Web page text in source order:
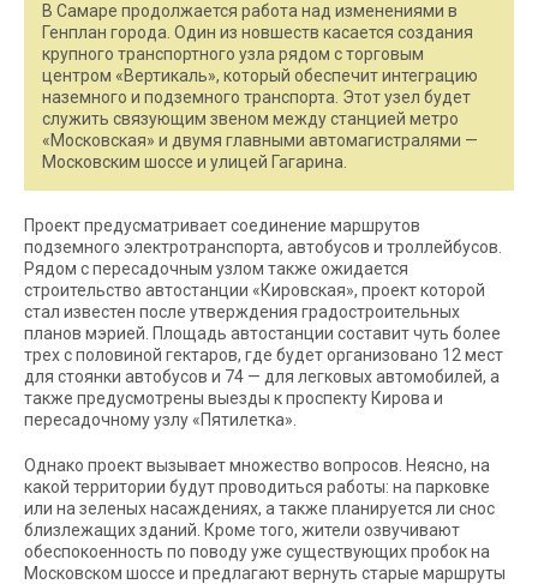
В Самаре продолжается работа над изменениями в
Генплан города. Один из новшеств касается создания
крупного транспортного узла рядом с торговым
центром «Вертикаль», который обеспечит интеграцию
наземного и подземного транспорта. Этот узел будет
служить связующим звеном между станцией метро
«Московская» и двумя главными автомагистралями —
Московским шоссе и улицей Гагарина.
Проект предусматривает соединение маршрутов
подземного электротранспорта, автобусов и троллейбусов.
Рядом с пересадочным узлом также ожидается
строительство автостанции «Кировская», проект которой
стал известен после утверждения градостроительных
планов мэрией. Площадь автостанции составит чуть более
трех с половиной гектаров, где будет организовано 12 мест
для стоянки автобусов и 74 — для легковых автомобилей, а
также предусмотрены выезды к проспекту Кирова и
пересадочному узлу «Пятилетка».
Однако проект вызывает множество вопросов. Неясно, на
какой территории будут проводиться работы: на парковке
или на зеленых насаждениях, а также планируется ли снос
близлежащих зданий. Кроме того, жители озвучивают
обеспокоенность по поводу уже существующих пробок на
Московском шоссе и предлагают вернуть старые маршруты